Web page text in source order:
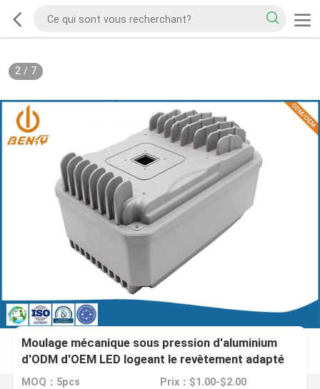
2/ 7
Moulage mécanique sous pression d'aluminium
d'ODM d'OEM LED logeant le revêtement adapté
aux besoins du client de poudre
MOQ：5pcs Prix：$1.00-$2.00